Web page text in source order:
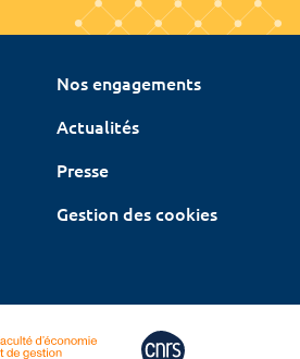
Nos engagements
Actualités
Presse
Gestion des cookies